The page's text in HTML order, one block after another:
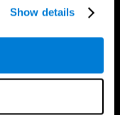
Show details